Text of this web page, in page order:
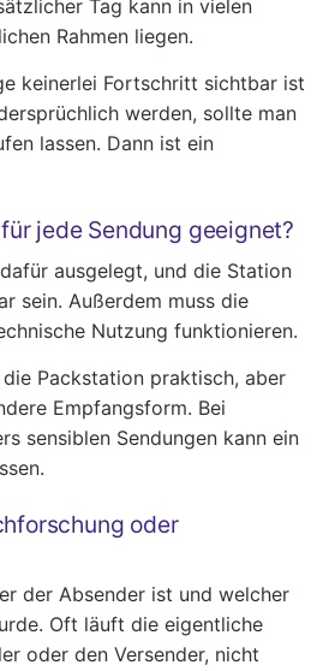
Tag kann in vielen
Rahmen liegen.
keinerlei Fortschritt sichtbar ist
werden, sollte man
lassen. Dann ist ein
jede Sendung geeignet?
ausgelegt, und die Station
sein. Außerdem muss die
Nutzung funktionieren.
Packstation praktisch, aber
Empfangsform. Bei
sensiblen Sendungen kann ein
oder
der Absender ist und welcher
Oft läuft die eigentliche
oder den Versender, nicht